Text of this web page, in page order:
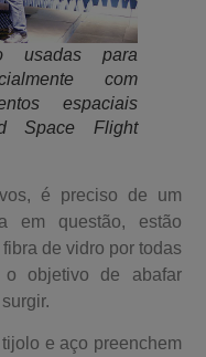
usadas para
com
espaciais
Space Flight
é preciso de um
em questão, estão
de vidro por todas
objetivo de abafar
e aço preenchem